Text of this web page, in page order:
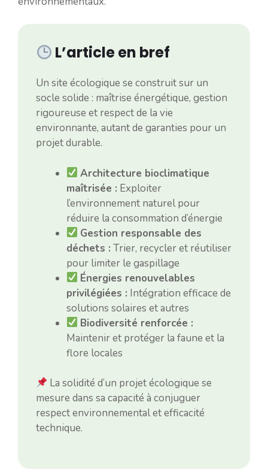
L’article en bref
Un site écologique se construit sur un
socle solide : maîtrise énergétique, gestion
rigoureuse et respect de la vie
environnante, autant de garanties pour un
projet durable.
Architecture bioclimatique
maîtrisée : Exploiter
l’environnement naturel pour
réduire la consommation d’énergie
Gestion responsable des
déchets : Trier, recycler et réutiliser
pour limiter le gaspillage
Énergies renouvelables
privilégiées : Intégration efficace de
solutions solaires et autres
Biodiversité renforcée :
Maintenir et protéger la faune et la
flore locales
La solidité d’un projet écologique se
mesure dans sa capacité à conjuguer
respect environnemental et efficacité
technique.